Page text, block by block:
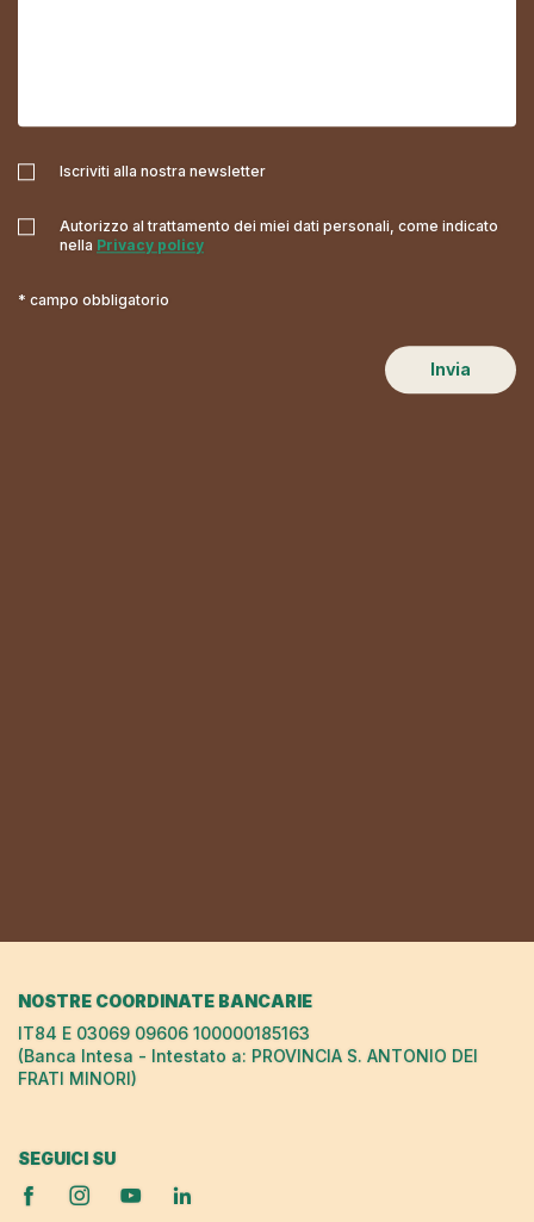
Iscriviti alla nostra newsletter
Autorizzo al trattamento dei miei dati personali, come indicato
nella Privacy policy
* campo obbligatorio
Invia
NOSTRE COORDINATE BANCARIE
IT84 E 03069 09606 100000185163
(Banca Intesa - Intestato a: PROVINCIA S. ANTONIO DEI
FRATI MINORI)
SEGUICI SU